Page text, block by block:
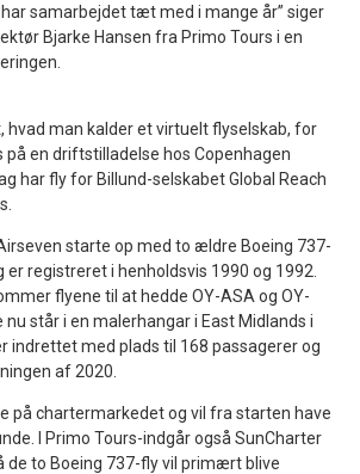
samarbejdet tæt med i mange år” siger
Bjarke Hansen fra Primo Tours i en
hvad man kalder et virtuelt flyselskab, for
på en driftstilladelse hos Copenhagen
har fly for Billund-selskabet Global Reach
starte op med to ældre Boeing 737-
registreret i henholdsvis 1990 og 1992.
flyene til at hedde OY-ASA og OY-
nu står i en malerhangar i East Midlands i
indrettet med plads til 168 passagerer og
af 2020.
på chartermarkedet og vil fra starten have
I Primo Tours-indgår også SunCharter
de to Boeing 737-fly vil primært blive